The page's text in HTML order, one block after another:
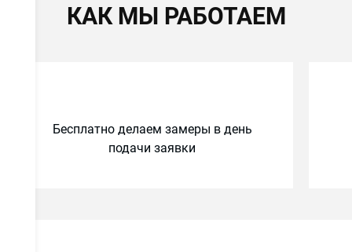
КАК МЫ РАБОТАЕМ
Бесплатно делаем замеры в день
подачи заявки